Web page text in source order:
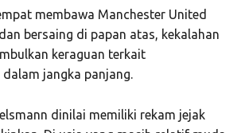
membawa Manchester United
bersaing di papan atas, kekalahan
keraguan terkait
dalam jangka panjang.
dinilai memiliki rekam jejak